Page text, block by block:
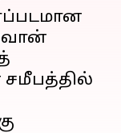
சமீபத்தில்